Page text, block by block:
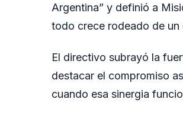
Argentina” y definió a
todo crece rodeado de un
El directivo subrayó la
destacar el compromiso
cuando esa sinergia